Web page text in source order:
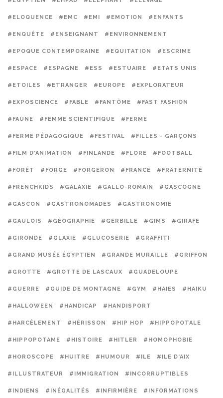
#ELOQUENCE #EMC #EMI #EMOTION #ENFANTS
#ENQUÊTE #ENSEIGNANT #ENVIRONNEMENT
#EPOQUE CONTEMPORAINE #EQUITATION #ESCRIME
#ESPACE #ESPAGNE #ESS #ESTUAIRE #ETATS UNIS
#ETOILES #ETRANGER #EUROPE #EXPLORATEUR
#EXPOSCIENCE #FABLE #FANTÔME #FAST FASHION
#FAUNE #FEMME SCIENTIFIQUE #FERME
#FERME PÉDAGOGIQUE #FESTIVAL #FILLES - GARÇONS
#FILM D'ANIMATION #FINLANDE #FLORE #FOOTBALL
#FORÊT #FORGE #FORGERON #FRANCE #FRATERNITÉ
#FRENCHKIDS #GALAXIE #GALLO-ROMAIN #GASCOGNE
#GASCON #GASTRONOMADES #GASTRONOMIE
#GAULOIS #GÉOGRAPHIE #GERBILLE #GIMS #GIRAFE
#GIRONDE #GLAXIE #GLUCOSERIE #GRAFFITI
#GRAND MUSÉE ÉGYPTIEN #GRANDE MURAILLE #GRIFFON
#GROTTE #GROTTE DE LASCAUX #GUADELOUPE
#GUERRE #GUIDE DE MONTAGNE #GYM #HAIES #HAIKU
#HALLOWEEN #HANDICAP #HANDISPORT
#HARCÈLEMENT #HÉRISSON #HIP HOP #HIPPOPOTALE
#HIPPOPOTAME #HISTOIRE #HITLER #HOMOPHOBIE
#HOROSCOPE #HUITRE #HUMOUR #ILE #ILE D'AIX
#ILLUSTRATEUR #IMMIGRATION #INCORRUPTIBLES
#INDIENS #INÉGALITÉS #INFIRMIÈRE #INFORMATIONS